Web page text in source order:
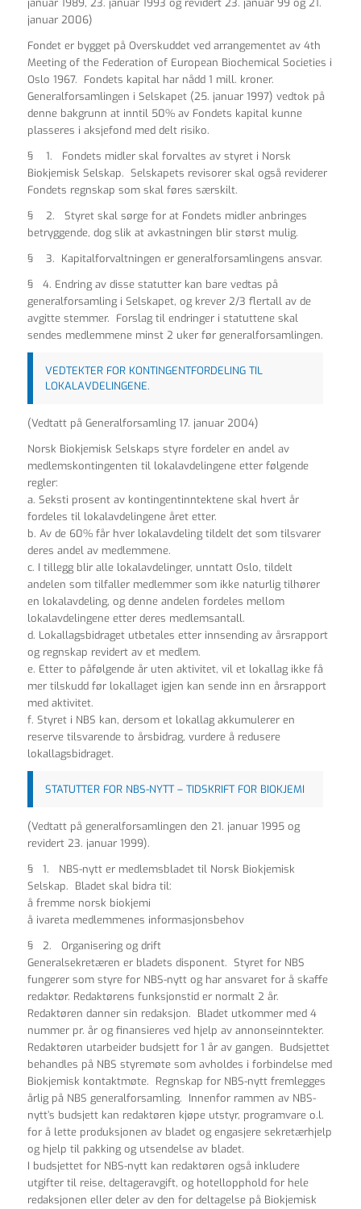
januar 2006)
Fondet er bygget på Overskuddet ved arrangementet av 4th
Meeting of the Federation of European Biochemical Societies i
Oslo 1967. Fondets kapital har nådd 1 mill. kroner.
Generalforsamlingen i Selskapet (25. januar 1997) vedtok på
denne bakgrunn at inntil 50% av Fondets kapital kunne
plasseres i aksjefond med delt risiko.
§ 1. Fondets midler skal forvaltes av styret i Norsk
Biokjemisk Selskap. Selskapets revisorer skal også reviderer
Fondets regnskap som skal føres særskilt.
§ 2. Styret skal sørge for at Fondets midler anbringes
betryggende, dog slik at avkastningen blir størst mulig.
§ 3. Kapitalforvaltningen er generalforsamlingens ansvar.
§ 4. Endring av disse statutter kan bare vedtas på
generalforsamling i Selskapet, og krever 2/3 flertall av de
avgitte stemmer. Forslag til endringer i statuttene skal
sendes medlemmene minst 2 uker før generalforsamlingen.
VEDTEKTER FOR KONTINGENTFORDELING TIL
LOKALAVDELINGENE.
(Vedtatt på Generalforsamling 17. januar 2004)
Norsk Biokjemisk Selskaps styre fordeler en andel av
medlemskontingenten til lokalavdelingene etter følgende
regler:
a. Seksti prosent av kontingentinntektene skal hvert år
fordeles til lokalavdelingene året etter.
b. Av de 60% får hver lokalavdeling tildelt det som tilsvarer
deres andel av medlemmene.
c. I tillegg blir alle lokalavdelinger, unntatt Oslo, tildelt
andelen som tilfaller medlemmer som ikke naturlig tilhører
en lokalavdeling, og denne andelen fordeles mellom
lokalavdelingene etter deres medlemsantall.
d. Lokallagsbidraget utbetales etter innsending av årsrapport
og regnskap revidert av et medlem.
e. Etter to påfølgende år uten aktivitet, vil et lokallag ikke få
mer tilskudd før lokallaget igjen kan sende inn en årsrapport
med aktivitet.
f. Styret i NBS kan, dersom et lokallag akkumulerer en
reserve tilsvarende to årsbidrag, vurdere å redusere
lokallagsbidraget.
STATUTTER FOR NBS-NYTT – TIDSKRIFT FOR BIOKJEMI
(Vedtatt på generalforsamlingen den 21. januar 1995 og
revidert 23. januar 1999).
§ 1. NBS-nytt er medlemsbladet til Norsk Biokjemisk
Selskap. Bladet skal bidra til:
å fremme norsk biokjemi
å ivareta medlemmenes informasjonsbehov
§ 2. Organisering og drift
Generalsekretæren er bladets disponent. Styret for NBS
fungerer som styre for NBS-nytt og har ansvaret for å skaffe
redaktør. Redaktørens funksjonstid er normalt 2 år.
Redaktøren danner sin redaksjon. Bladet utkommer med 4
nummer pr. år og finansieres ved hjelp av annonseinntekter.
Redaktøren utarbeider budsjett for 1 år av gangen. Budsjettet
behandles på NBS styremøte som avholdes i forbindelse med
Biokjemisk kontaktmøte. Regnskap for NBS-nytt fremlegges
årlig på NBS generalforsamling. Innenfor rammen av NBS-
nytt’s budsjett kan redaktøren kjøpe utstyr, programvare o.l.
for å lette produksjonen av bladet og engasjere sekretærhjelp
og hjelp til pakking og utsendelse av bladet.
I budsjettet for NBS-nytt kan redaktøren også inkludere
utgifter til reise, deltageravgift, og hotellopphold for hele
redaksjonen eller deler av den for deltagelse på Biokjemisk